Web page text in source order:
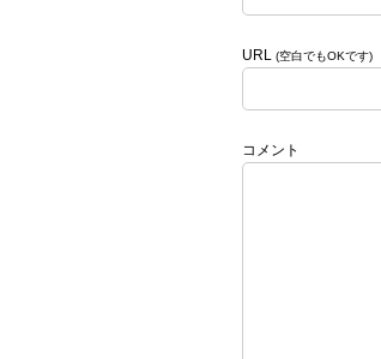
URL (空白でもOKです)
コメント